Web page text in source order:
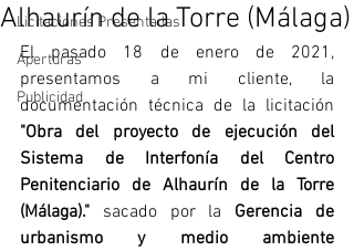
Licitaciones Presentadas
Aperturas
Publicidad
Alhaurín de la Torre (Málaga)
El pasado 18 de enero de 2021,
presentamos a mi cliente, la
"Obra del proyecto de ejecución del
Sistema de Interfonía del Centro
Penitenciario de Alhaurín de la Torre
(Málaga)." sacado por la Gerencia de
urbanismo y medio ambiente